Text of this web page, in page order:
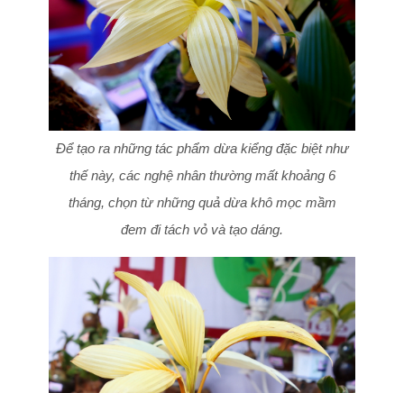
Để tạo ra những tác phẩm dừa kiểng đặc biệt như
thế này, các nghệ nhân thường mất khoảng 6
tháng, chọn từ những quả dừa khô mọc mầm
đem đi tách vỏ và tạo dáng.